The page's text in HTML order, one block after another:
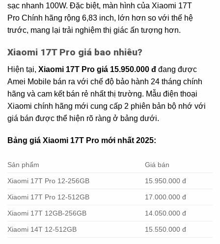
sạc nhanh 100W. Đặc biệt, màn hình của Xiaomi 17T
Pro Chính hãng rộng 6,83 inch, lớn hơn so với thế hệ
trước, mang lại trải nghiệm thị giác ấn tượng hơn.
Xiaomi 17T Pro giá bao nhiêu?
Hiện tại, Xiaomi 17T Pro giá 15.950.000 đ đang được
Amei Mobile bán ra với chế độ bảo hành 24 tháng chính
hãng và cam kết bán rẻ nhất thị trường. Mẫu điện thoại
Xiaomi chính hãng mới cung cấp 2 phiên bản bộ nhớ với
giá bán được thể hiện rõ ràng ở bảng dưới.
Bảng giá Xiaomi 17T Pro mới nhất 2025:
Sản phẩm Giá bán
Xiaomi 17T Pro 12-256GB 15.950.000 đ
Xiaomi 17T Pro 12-512GB 17.000.000 đ
Xiaomi 17T 12GB-256GB 14.050.000 đ
Xiaomi 14T 12-512GB 15.550.000 đ